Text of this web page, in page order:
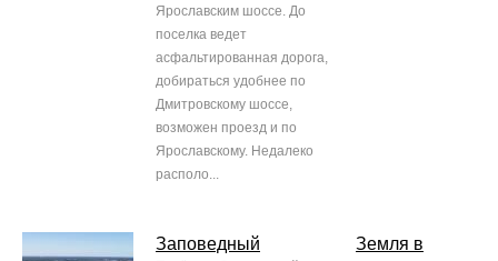
Ярославским шоссе. До
поселка ведет
асфальтированная дорога,
добираться удобнее по
Дмитровскому шоссе,
возможен проезд и по
Ярославскому. Недалеко
располо...
Заповедный
Земля в